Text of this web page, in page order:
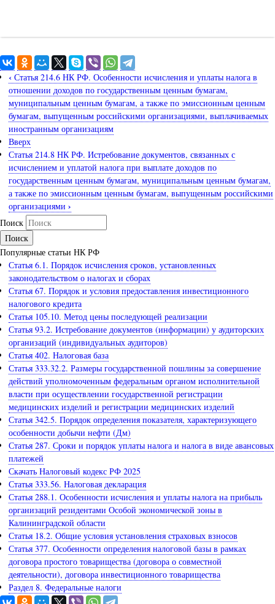
‹ Статья 214.6 НК РФ. Особенности исчисления и уплаты налога в
отношении доходов по государственным ценным бумагам,
муниципальным ценным бумагам, а также по эмиссионным ценным
бумагам, выпущенным российскими организациями, выплачиваемых
иностранным организациям
Вверх
Статья 214.8 НК РФ. Истребование документов, связанных с
исчислением и уплатой налога при выплате доходов по
государственным ценным бумагам, муниципальным ценным бумагам,
а также по эмиссионным ценным бумагам, выпущенным российскими
организациями ›
Поиск
Популярные статьи НК РФ
Статья 6.1. Порядок исчисления сроков, установленных
законодательством о налогах и сборах
Статья 67. Порядок и условия предоставления инвестиционного
налогового кредита
Статья 105.10. Метод цены последующей реализации
Статья 93.2. Истребование документов (информации) у аудиторских
организаций (индивидуальных аудиторов)
Статья 402. Налоговая база
Статья 333.32.2. Размеры государственной пошлины за совершение
действий уполномоченным федеральным органом исполнительной
власти при осуществлении государственной регистрации
медицинских изделий и регистрации медицинских изделий
Статья 342.5. Порядок определения показателя, характеризующего
особенности добычи нефти (Дм)
Статья 287. Сроки и порядок уплаты налога и налога в виде авансовых
платежей
Скачать Налоговый кодекс РФ 2025
Статья 333.56. Налоговая декларация
Статья 288.1. Особенности исчисления и уплаты налога на прибыль
организаций резидентами Особой экономической зоны в
Калининградской области
Статья 18.2. Общие условия установления страховых взносов
Статья 377. Особенности определения налоговой базы в рамках
договора простого товарищества (договора о совместной
деятельности), договора инвестиционного товарищества
Раздел 8. Федеральные налоги